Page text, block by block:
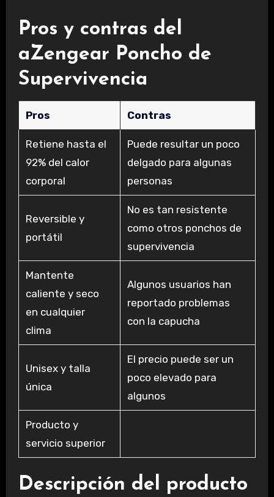
Pros y contras del
aZengear Poncho de
Supervivencia
Pros Contras
Retiene hasta el
92% del calor
corporal
Puede resultar un poco
delgado para algunas
personas
Reversible y
portátil
No es tan resistente
como otros ponchos de
supervivencia
Mantente
caliente y seco
en cualquier
clima
Algunos usuarios han
reportado problemas
con la capucha
Unisex y talla
única
El precio puede ser un
poco elevado para
algunos
Producto y
servicio superior
Descripción del producto